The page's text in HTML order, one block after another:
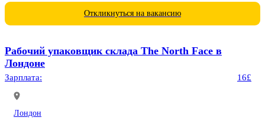
Откликнуться на вакансию
Рабочий упаковщик склада The North Face в
Лондоне
Зарплата: 16£
Лондон